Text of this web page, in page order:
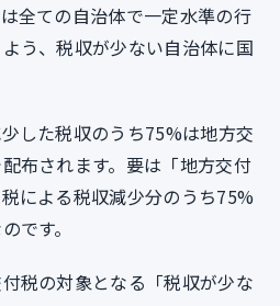
全ての自治体で一定水準の行
う、税収が少ない自治体に国
した税収のうち75%は地方交
布されます。要は「地方交付
による税収減少分のうち75%
です。
税の対象となる「税収が少な